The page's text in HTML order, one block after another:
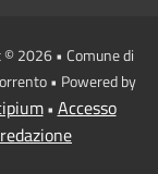
2026 • Comune di
• Powered by
• Accesso
redazione